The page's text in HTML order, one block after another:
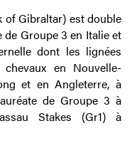
of Gibraltar) est double
de Groupe 3 en Italie et
dont les lignées
en Nouvelle-
et en Angleterre, à
de Groupe 3 à
Stakes (Gr1) à